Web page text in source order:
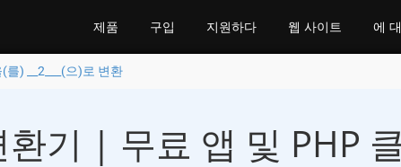
제품 구입 지원하다 웹 사이트 에
(를) __2___(으)로 변환
환기 | 무료 앱 및 PHP